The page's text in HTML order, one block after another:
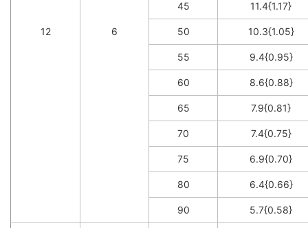
12 6
45 11.4{1.17}
50 10.3{1.05}
55 9.4{0.95}
60 8.6{0.88}
65 7.9{0.81}
70 7.4{0.75}
75 6.9{0.70}
80 6.4{0.66}
90 5.7{0.58}